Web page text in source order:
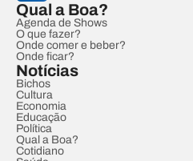
Qual a Boa?
Agenda de Shows
O que fazer?
Onde comer e beber?
Onde ficar?
Notícias
Bichos
Cultura
Economia
Educação
Política
Qual a Boa?
Cotidiano